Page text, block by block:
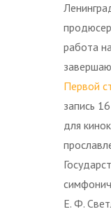
работа
Первой
запись
для
Е. Ф.